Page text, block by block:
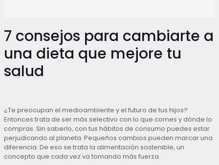
7 consejos para cambiarte a
una dieta que mejore tu
salud
¿Te preocupan el medioambiente y el futuro de tus hijos?
Entonces trata de ser más selectivo con lo que comes y dónde lo
compras. Sin saberlo, con tus hábitos de consumo puedes estar
perjudicando al planeta. Pequeños cambios pueden marcar una
diferencia. De eso se trata la alimentación sostenible, un
concepto que cada vez va tomando más fuerza.